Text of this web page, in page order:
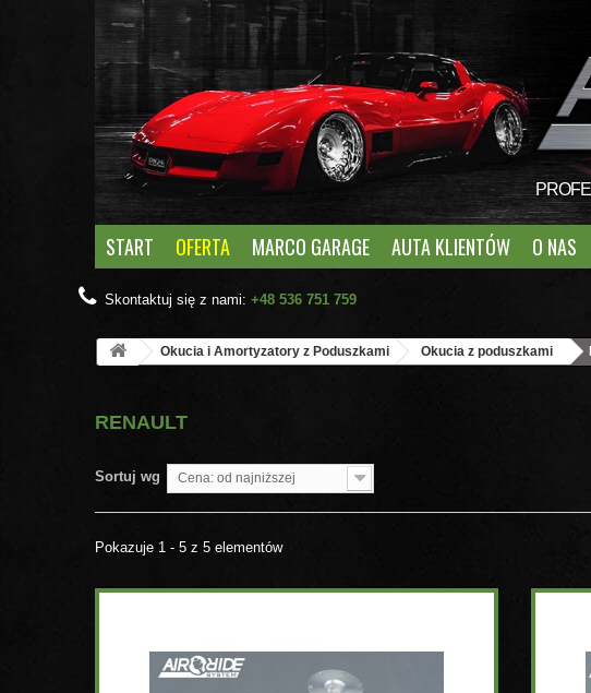
START OFERTA MARCO GARAGE AUTA KLIENTÓW O NAS
Skontaktuj się z nami: +48 536 751 759
Okucia i Amortyzatory z Poduszkami Okucia z poduszkami
RENAULT
Sortuj wg Cena: od najniższej
Pokazuje 1 - 5 z 5 elementów